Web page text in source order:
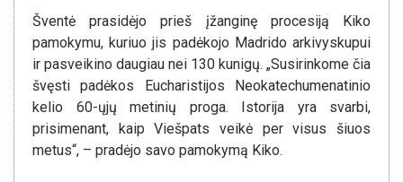
Šventė prasidėjo prieš įžanginę procesiją Kiko
pamokymu, kuriuo jis padėkojo Madrido arkivyskupui
ir pasveikino daugiau nei 130 kunigų. „Susirinkome čia
švęsti padėkos Eucharistijos Neokatechumenatinio
kelio 60-ųjų metinių proga. Istorija yra svarbi,
prisimenant, kaip Viešpats veikė per visus šiuos
metus“, – pradėjo savo pamokymą Kiko.